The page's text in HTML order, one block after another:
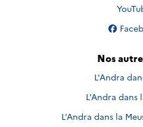
Nous
Nous
Nos
L'Andra
L'Andra dans
L'Andra dans la